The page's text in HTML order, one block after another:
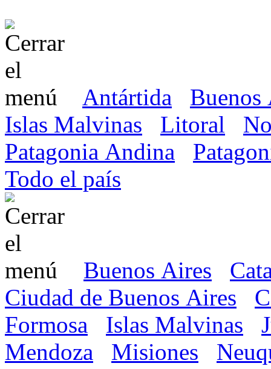
Antártida
Buenos
Islas Malvinas
Litoral
Patagonia Andina
Todo el país
Buenos Aires
Ciudad de Buenos Aires
Formosa
Islas Malvinas
Mendoza
Misiones